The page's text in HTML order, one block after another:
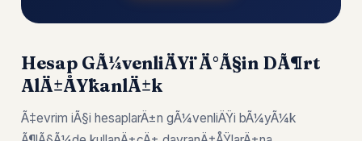
Hesap GÃ¼venliÄŸi Ä°Ã§in DÃ¶rt
AlÄ±ÅŸkanlÄ±k
Ã‡evrim iÃ§i hesaplarÄ±n gÃ¼venliÄŸi bÃ¼yÃ¼k